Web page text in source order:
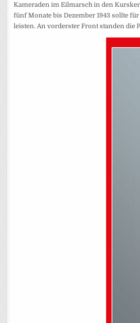
Kameraden im Eilmarsch in den
fünf Monate bis Dezember 1943 sollte
leisten. An vorderster Front standen die